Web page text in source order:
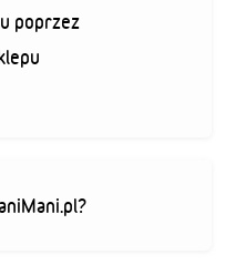
poprzez